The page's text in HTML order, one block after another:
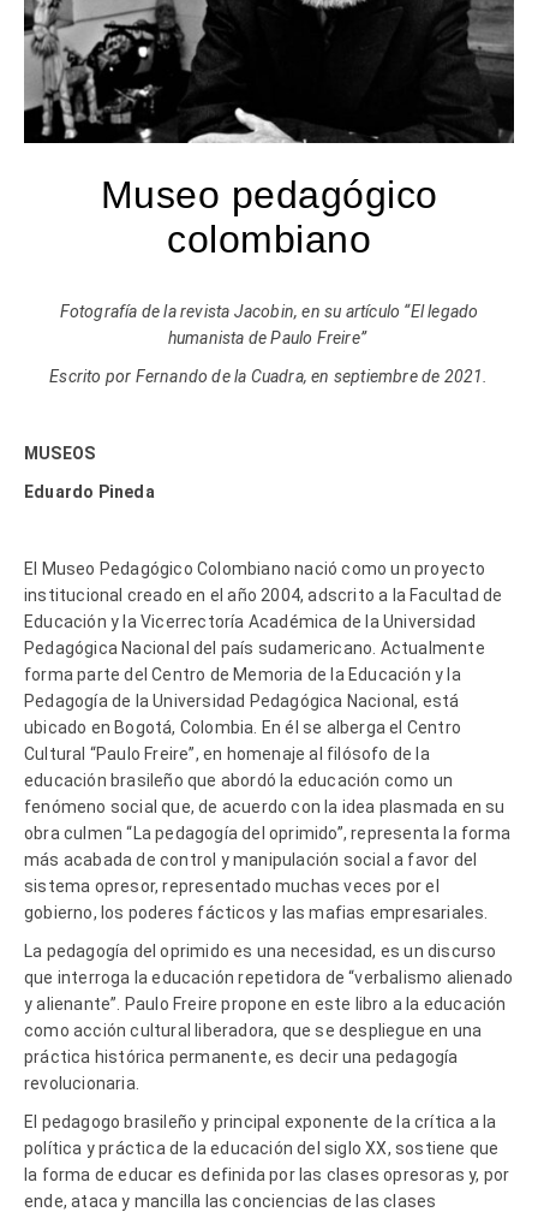
Museo pedagógico
colombiano
Fotografía de la revista Jacobin, en su artículo “El legado
humanista de Paulo Freire”
Escrito por Fernando de la Cuadra, en septiembre de 2021.
MUSEOS
Eduardo Pineda
El Museo Pedagógico Colombiano nació como un proyecto
institucional creado en el año 2004, adscrito a la Facultad de
Educación y la Vicerrectoría Académica de la Universidad
Pedagógica Nacional del país sudamericano. Actualmente
forma parte del Centro de Memoria de la Educación y la
Pedagogía de la Universidad Pedagógica Nacional, está
ubicado en Bogotá, Colombia. En él se alberga el Centro
Cultural “Paulo Freire”, en homenaje al filósofo de la
educación brasileño que abordó la educación como un
fenómeno social que, de acuerdo con la idea plasmada en su
obra culmen “La pedagogía del oprimido”, representa la forma
más acabada de control y manipulación social a favor del
sistema opresor, representado muchas veces por el
gobierno, los poderes fácticos y las mafias empresariales.
La pedagogía del oprimido es una necesidad, es un discurso
que interroga la educación repetidora de “verbalismo alienado
y alienante”. Paulo Freire propone en este libro a la educación
como acción cultural liberadora, que se despliegue en una
práctica histórica permanente, es decir una pedagogía
revolucionaria.
El pedagogo brasileño y principal exponente de la crítica a la
política y práctica de la educación del siglo XX, sostiene que
la forma de educar es definida por las clases opresoras y, por
ende, ataca y mancilla las conciencias de las clases